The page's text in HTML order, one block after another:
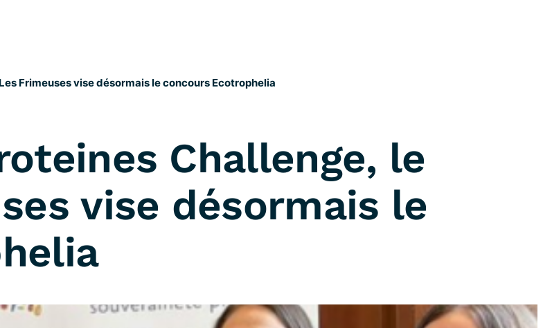
Frimeuses vise désormais le concours Ecotrophelia
Challenge, le
vise désormais le